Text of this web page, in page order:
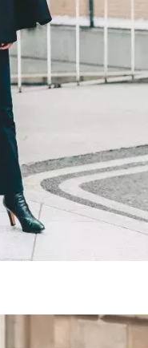
s
Obchodními
Extra s.r.o. a
Zásadami
Extra s.r.o. bude s
a
a exkluzivní
souhlasíte se
podleZásad ochrany
, zaškrtněte toto pole.